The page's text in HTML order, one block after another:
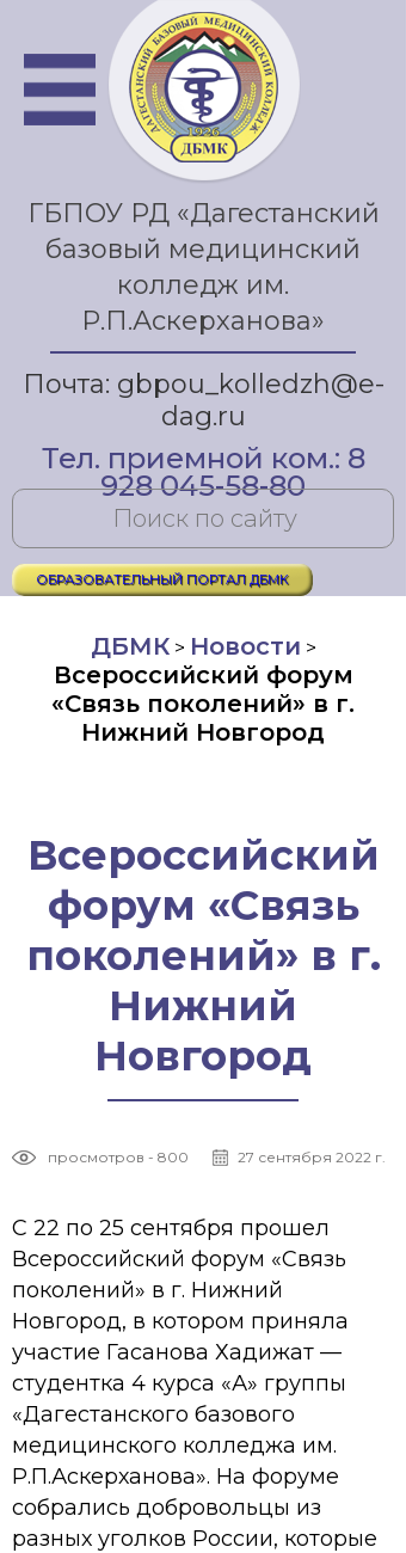
ГБПОУ РД «Дагестанский
базовый медицинский
колледж им.
Р.П.Аскерханова»
Почта: gbpou_kolledzh@e-
dag.ru
Тел. приемной ком.: 8
928 045-58-80
ОБРАЗОВАТЕЛЬНЫЙ ПОРТАЛ ДБМК
ДБМК> Новости >
Всероссийский форум
«Связь поколений» в г.
Нижний Новгород
Всероссийский
форум «Связь
поколений» в г.
Нижний
Новгород
просмотров - 800 27 сентября 2022 г.
С 22 по 25 сентября прошел
Всероссийский форум «Связь
поколений» в г. Нижний
Новгород, в котором приняла
участие Гасанова Хадижат —
студентка 4 курса «А» группы
«Дагестанского базового
медицинского колледжа им.
Р.П.Аскерханова». На форуме
собрались добровольцы из
разных уголков России, которые